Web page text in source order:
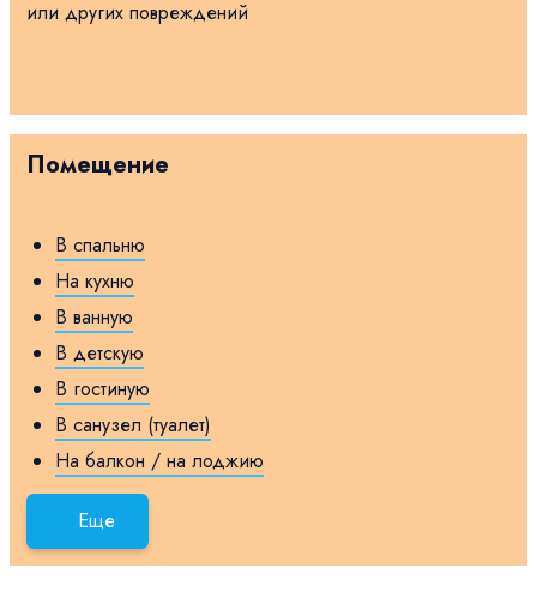
или других повреждений
Помещение
В спальню
На кухню
В ванную
В детскую
В гостиную
В санузел (туалет)
На балкон / на лоджию
Еще